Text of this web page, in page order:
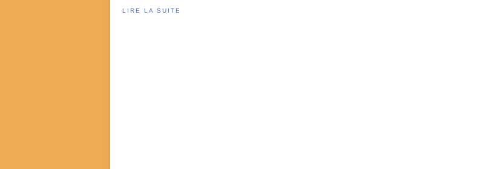
LIRE LA SUITE